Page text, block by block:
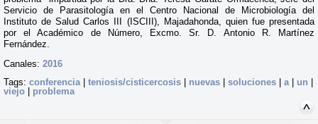
Servicio de Parasitología en el Centro Nacional de Microbiología del
Instituto de Salud Carlos III (ISCIII), Majadahonda, quien fue presentada
por el Académico de Número, Excmo. Sr. D. Antonio R. Martínez
Fernández.
Canales: 2016
Tags: conferencia teniosis/cisticercosis nuevas soluciones a un
viejo
problema